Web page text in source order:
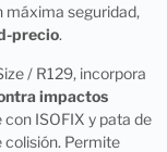
máxima seguridad,
precio.
/ R129, incorpora
impactos
ISOFIX y pata de
colisión. Permite